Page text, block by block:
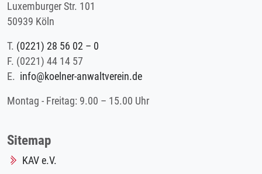
Luxemburger Str. 101
50939 Köln
T. (0221) 28 56 02 – 0
F. (0221) 44 14 57
E. info@koelner-anwaltverein.de
Montag - Freitag: 9.00 – 15.00 Uhr
Sitemap
KAV e.V.